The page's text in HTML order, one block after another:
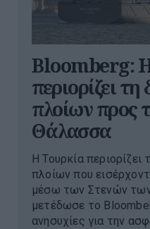
Bloomberg:
περιορίζει
πλοίων προς
Θάλασσα
Η Τουρκία περιορίζει
πλοίων που
μέσω των Στενών
μετέδωσε το
ανησυχίες για την